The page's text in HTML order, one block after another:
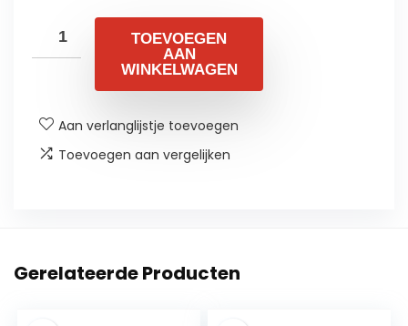
TOEVOEGEN
AAN
WINKELWAGEN
Aan verlanglijstje toevoegen
Toevoegen aan vergelijken
Gerelateerde Producten